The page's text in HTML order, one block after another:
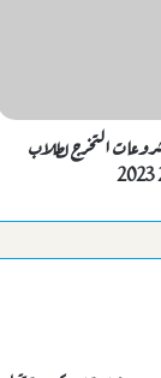
مشروعات التخرج لطلاب